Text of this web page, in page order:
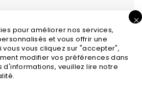
pour améliorer nos services,
et vous offrir une
vous cliquez sur "accepter",
modifier vos préférences dans
d'informations, veuillez lire notre